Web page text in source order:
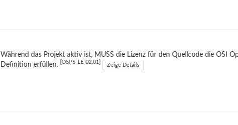
Während das Projekt aktiv ist, MUSS die Lizenz für den Quellcode die OSI
Definition erfüllen.
[OSPS-LE-02.01] Zeige Details